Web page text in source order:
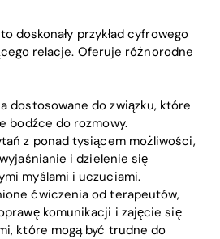
Blog
Download
to doskonały przykład cyfrowego
relacje. Oferuje różnorodne
dostosowane do związku, które
bodźce do rozmowy.
z ponad tysiącem możliwości,
i dzielenie się
myślami i uczuciami.
ćwiczenia od terapeutów,
komunikacji i zajęcie się
które mogą być trudne do